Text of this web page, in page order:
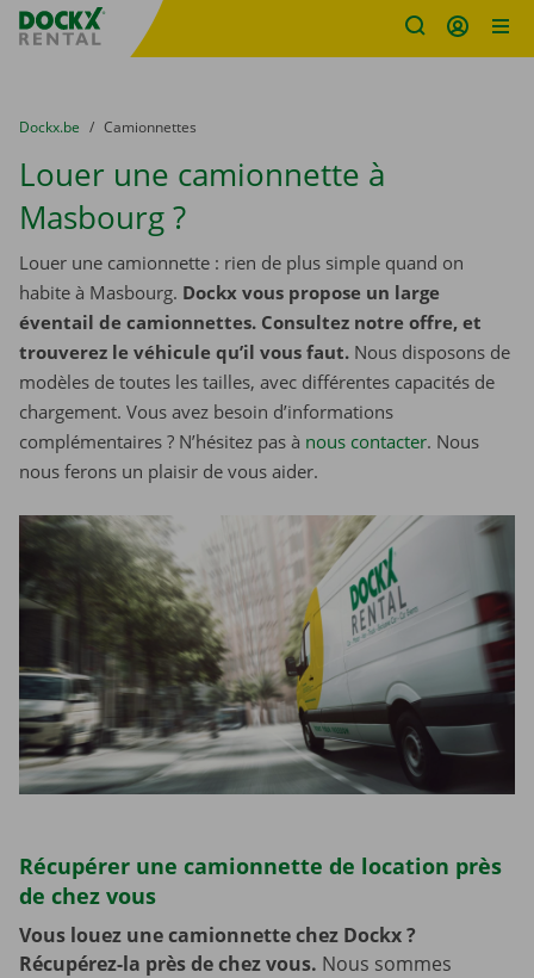
sitename
You are here:
du
Dockx.be to
Camionnettes
Louer une camionnette à
Masbourg ?
Louer une camionnette : rien de plus simple quand on
habite à Masbourg. Dockx vous propose un large
éventail de camionnettes. Consultez notre offre, et
trouverez le véhicule qu’il vous faut. Nous disposons de
modèles de toutes les tailles, avec différentes capacités de
chargement. Vous avez besoin d’informations
complémentaires ? N’hésitez pas à nous contacter. Nous
nous ferons un plaisir de vous aider.
Récupérer une camionnette de location près
de chez vous
Vous louez une camionnette chez Dockx ?
Récupérez-la près de chez vous. Nous sommes